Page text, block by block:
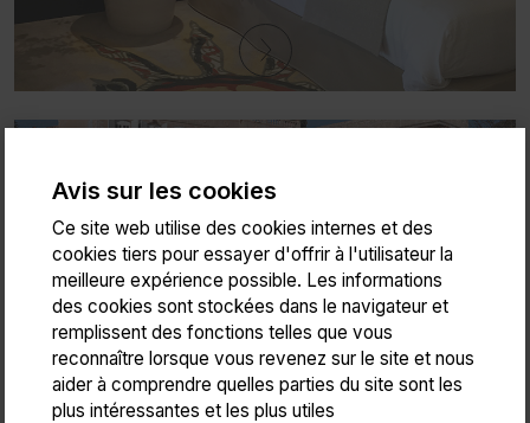
Avis sur les cookies
Ce site web utilise des cookies internes et des
cookies tiers pour essayer d'offrir à l'utilisateur la
meilleure expérience possible. Les informations
des cookies sont stockées dans le navigateur et
remplissent des fonctions telles que vous
reconnaître lorsque vous revenez sur le site et nous
aider à comprendre quelles parties du site sont les
plus intéressantes et les plus utiles